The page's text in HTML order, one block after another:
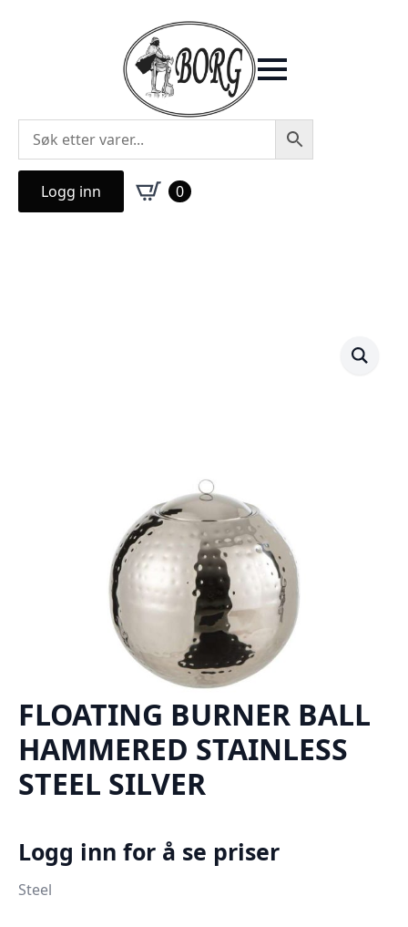
Logg inn 0
FLOATING BURNER BALL
HAMMERED STAINLESS
STEEL SILVER
Logg inn for å se priser
Steel